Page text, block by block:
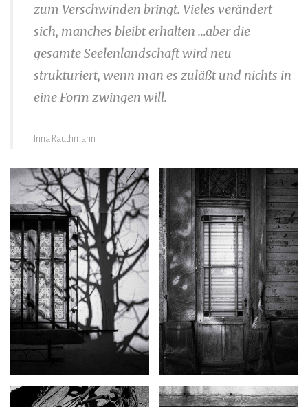
zum Verschwinden bringt. Vieles verändert
sich, manches bleibt erhalten …aber die
gesamte Seelenlandschaft wird neu
strukturiert, wenn man es zuläßt und nichts in
eine Form zwingen will.
Irina Rauthmann